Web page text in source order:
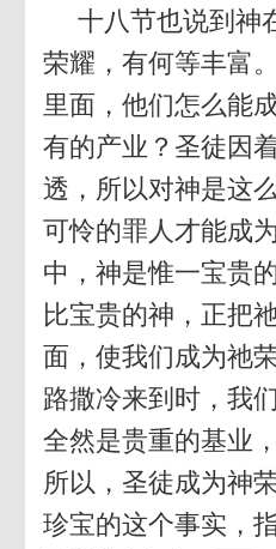
十八节也说到神
荣耀，有何等丰富
里面，他们怎么能
有的产业？圣徒因
透，所以对神是这
可怜的罪人才能成
中，神是惟一宝贵
比宝贵的神，正把
面，使我们成为祂
路撒冷来到时，我
全然是贵重的基业
所以，圣徒成为神
珍宝的这个事实，